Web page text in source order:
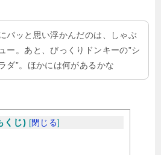
パッと思い浮かんだのは、しゃぶ
ー。あと、びっくりドンキーの”シ
ダ”。ほかには何があるかな
くじ) [閉じる]